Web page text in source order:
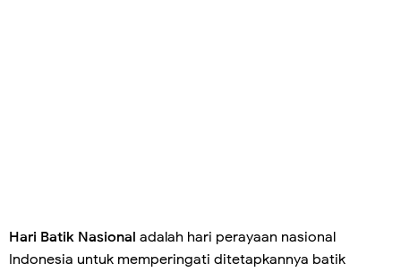
Hari Batik Nasional adalah hari perayaan nasional
Indonesia untuk memperingati ditetapkannya batik